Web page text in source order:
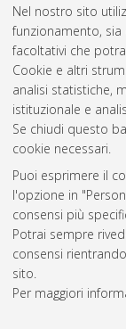
Nel nostro sito
funzionamento,
facoltativi che
Cookie e altri
analisi statistiche,
istituzionale e
Se chiudi questo
cookie necessari.
Puoi esprimere il
l'opzione in
consensi più
Potrai sempre
consensi
sito.
Per maggiori
FinFET.[Laurea
Studio in
accesso riservato.
Questa lista e'
Atom
Rss 1.0
Rss 2.0
AMS Laurea